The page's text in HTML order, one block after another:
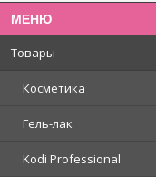
Товары
Косметика
Гель-лак
Kodi Professional